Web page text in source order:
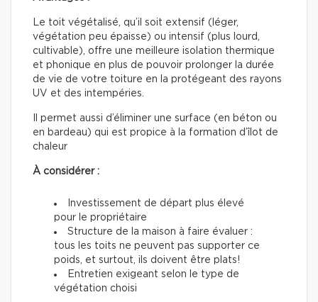
Le toit végétalisé, qu’il soit extensif (léger,
végétation peu épaisse) ou intensif (plus lourd,
cultivable), offre une meilleure isolation thermique
et phonique en plus de pouvoir prolonger la durée
de vie de votre toiture en la protégeant des rayons
UV et des intempéries.
Il permet aussi d’éliminer une surface (en béton ou
en bardeau) qui est propice à la formation d’îlot de
chaleur
À considérer :
Investissement de départ plus élevé
pour le propriétaire
Structure de la maison à faire évaluer :
tous les toits ne peuvent pas supporter ce
poids, et surtout, ils doivent être plats!
Entretien exigeant selon le type de
végétation choisi